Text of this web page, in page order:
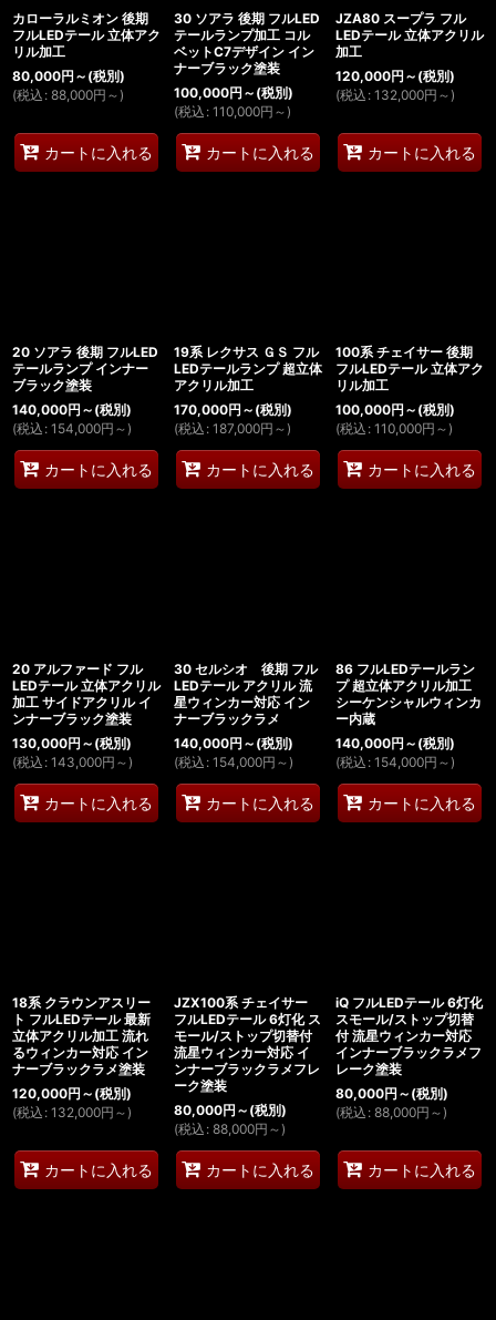
カローラルミオン 後期
フルLEDテール 立体アク
リル加工
80,000円 ～ (税別)
(税込 : 88,000円 ～)
カートに入れる
30 ソアラ 後期 フルLED
テールランプ加工 コル
ベットC7デザイン イン
ナーブラック塗装
100,000円 ～ (税別)
(税込 : 110,000円 ～)
カートに入れる
JZA80 スープラ フル
LEDテール 立体アクリル
加工
120,000円 ～ (税別)
(税込 : 132,000円 ～)
カートに入れる
20 ソアラ 後期 フルLED
テールランプ インナー
ブラック塗装
140,000円 ～ (税別)
(税込 : 154,000円 ～)
カートに入れる
19系 レクサス ＧＳ フル
LEDテールランプ 超立体
アクリル加工
170,000円 ～ (税別)
(税込 : 187,000円 ～)
カートに入れる
100系 チェイサー 後期
フルLEDテール 立体アク
リル加工
100,000円 ～ (税別)
(税込 : 110,000円 ～)
カートに入れる
20 アルファード フル
LEDテール 立体アクリル
加工 サイドアクリル イ
ンナーブラック塗装
130,000円 ～ (税別)
(税込 : 143,000円 ～)
カートに入れる
30 セルシオ 後期 フル
LEDテール アクリル 流
星ウィンカー対応 イン
ナーブラックラメ
140,000円 ～ (税別)
(税込 : 154,000円 ～)
カートに入れる
86 フルLEDテールラン
プ 超立体アクリル加工
シーケンシャルウィンカ
ー内蔵
140,000円 ～ (税別)
(税込 : 154,000円 ～)
カートに入れる
18系 クラウンアスリー
ト フルLEDテール 最新
立体アクリル加工 流れ
るウィンカー対応 イン
ナーブラックラメ塗装
120,000円 ～ (税別)
(税込 : 132,000円 ～)
カートに入れる
JZX100系 チェイサー
フルLEDテール 6灯化 ス
モール/ストップ切替付
流星ウィンカー対応 イ
ンナーブラックラメフレ
ーク塗装
80,000円 ～ (税別)
(税込 : 88,000円 ～)
カートに入れる
iQ フルLEDテール 6灯化
スモール/ストップ切替
付 流星ウィンカー対応
インナーブラックラメフ
レーク塗装
80,000円 ～ (税別)
(税込 : 88,000円 ～)
カートに入れる